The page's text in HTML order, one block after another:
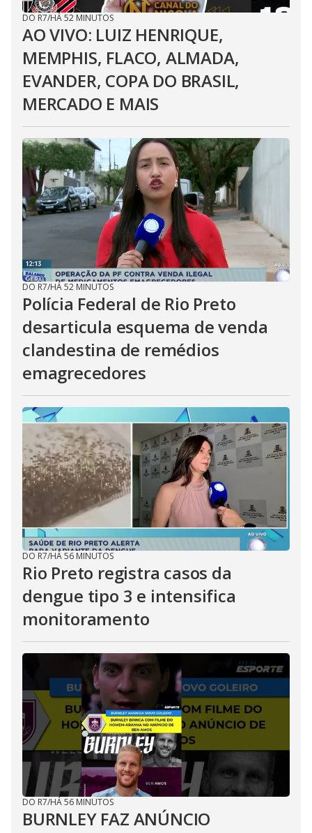
DO R7/HÁ 52 MINUTOS
AO VIVO: LUIZ HENRIQUE,
MEMPHIS, FLACO, ALMADA,
EVANDER, COPA DO BRASIL,
MERCADO E MAIS
DO R7/HÁ 52 MINUTOS
Polícia Federal de Rio Preto
desarticula esquema de venda
clandestina de remédios
emagrecedores
DO R7/HÁ 56 MINUTOS
Rio Preto registra casos da
dengue tipo 3 e intensifica
monitoramento
DO R7/HÁ 56 MINUTOS
BURNLEY FAZ ANÚNCIO